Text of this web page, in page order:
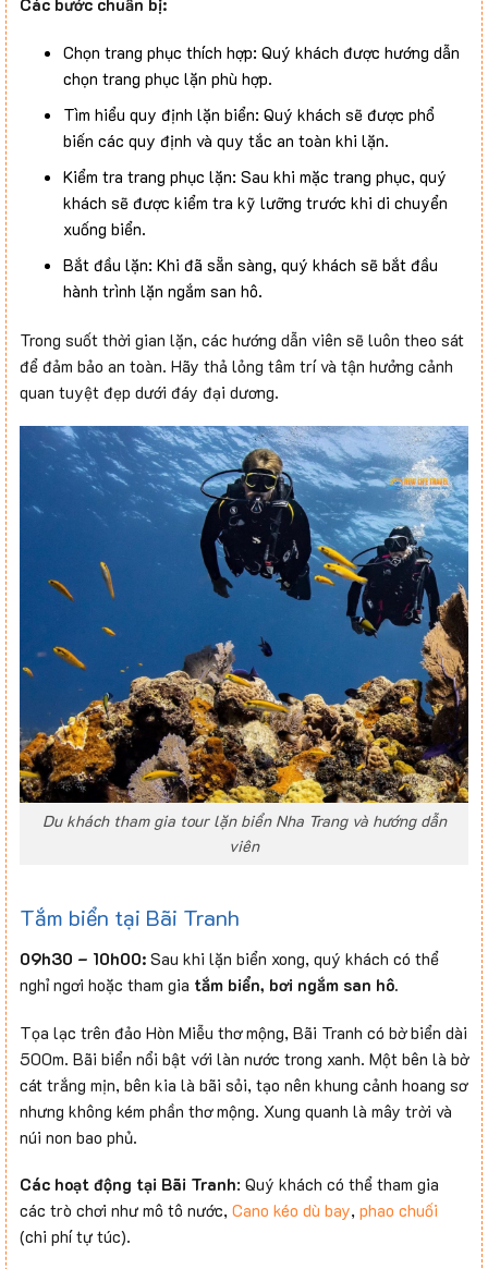
Các bước chuẩn bị:
Chọn trang phục thích hợp: Quý khách được hướng dẫn
chọn trang phục lặn phù hợp.
Tìm hiểu quy định lặn biển: Quý khách sẽ được phổ
biến các quy định và quy tắc an toàn khi lặn.
Kiểm tra trang phục lặn: Sau khi mặc trang phục, quý
khách sẽ được kiểm tra kỹ lưỡng trước khi di chuyển
xuống biển.
Bắt đầu lặn: Khi đã sẵn sàng, quý khách sẽ bắt đầu
hành trình lặn ngắm san hô.
Trong suốt thời gian lặn, các hướng dẫn viên sẽ luôn theo sát
để đảm bảo an toàn. Hãy thả lỏng tâm trí và tận hưởng cảnh
quan tuyệt đẹp dưới đáy đại dương.
Du khách tham gia tour lặn biển Nha Trang và hướng dẫn
viên
Tắm biển tại Bãi Tranh
09h30 – 10h00: Sau khi lặn biển xong, quý khách có thể
nghỉ ngơi hoặc tham gia tắm biển, bơi ngắm san hô.
Tọa lạc trên đảo Hòn Miễu thơ mộng, Bãi Tranh có bờ biển dài
500m. Bãi biển nổi bật với làn nước trong xanh. Một bên là bờ
cát trắng mịn, bên kia là bãi sỏi, tạo nên khung cảnh hoang sơ
nhưng không kém phần thơ mộng. Xung quanh là mây trời và
núi non bao phủ.
Các hoạt động tại Bãi Tranh: Quý khách có thể tham gia
các trò chơi như mô tô nước, Cano kéo dù bay, phao chuối
(chi phí tự túc).